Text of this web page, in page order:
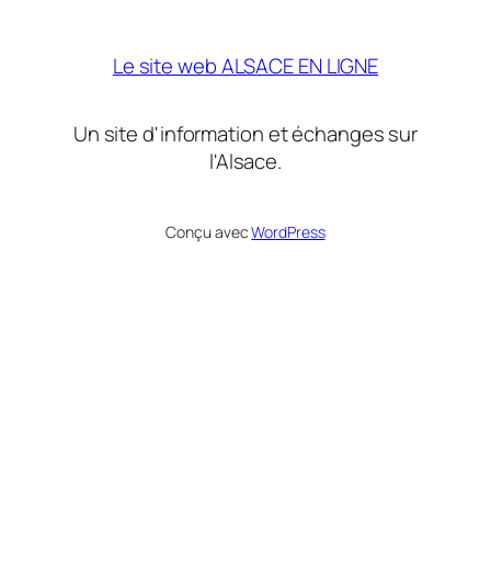
Le site web ALSACE EN LIGNE
Un site d'information et échanges sur
l'Alsace.
Conçu avecWordPress